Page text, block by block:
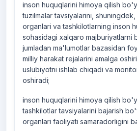
inson huquqlarini himoya qilish
tuzilmalar tavsiyalarini,
organlari va tashkilotlarning inson
sohasidagi xalqaro majburiyatlarni
jumladan ma'lumotlar bazasidan
milliy harakat rejalarini amalga
uslubiyotni ishlab chiqadi va
oshiradi;
inson huquqlarini himoya qilish
tashkilotlar tavsiyalarini bajarish
organlari faoliyati samaradorligini